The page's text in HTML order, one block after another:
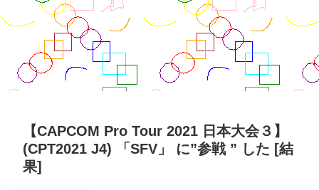
【CAPCOM Pro Tour 2021 日本大会３】
(CPT2021 J4) 「SFV」 に”参戦 ” した [結
果]